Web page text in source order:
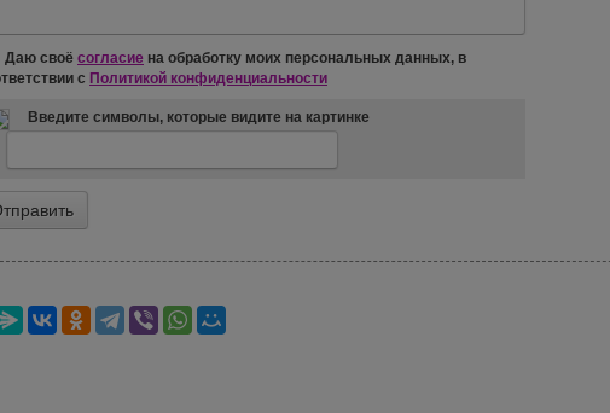
Даю своё согласие на обработку моих персональных данных, в
с Политикой конфиденциальности
Введите символы, которые видите на картинке